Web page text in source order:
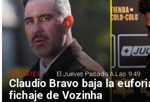
Claudio Bravo baja la
fichaje de Vozinha
DEPORTES El Jueves Pasado A Las 9:49